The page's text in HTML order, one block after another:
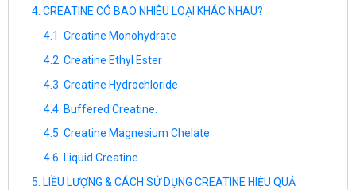
CREATINE CÓ BAO NHIÊU LOẠI KHÁC NHAU?
Creatine Monohydrate
Creatine Ethyl Ester
Creatine Hydrochloride
Buffered Creatine.
Creatine Magnesium Chelate
Liquid Creatine
LIỀU LƯỢNG & CÁCH SỬ DỤNG CREATINE HIỆU QUẢ